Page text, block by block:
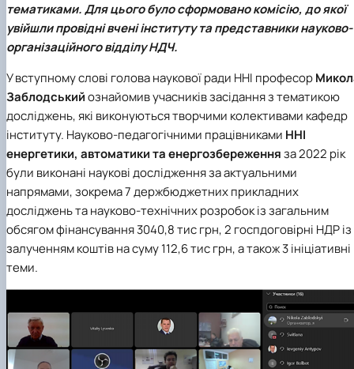
(MOOCs)
SEB-2025
University Research Services Catalogue
LearningFaculty of Design and Engineering
Faculty of Economics
Faculty of Food Science, Nutrition and
Faculty of Humanities and Pedagogy
Faculty of Information Technologies
Faculty of Land Management
Faculty of Law
Faculty of Veterinary Medicine
Mechanical and Technological Faculty
Faculty of Plant Protection, Biotechnology
Ecology
Farm named after O.V. Muzychenko
Educational and Research Farm «Vorzel»
Science
Research Institute of Forestry and
Horticulture
Animal Products
Research and Design Institute of
Standardisation and Technologies of Eco-Safe
Organic Products
Ukrainian Laboratory of Quality and Safety of
Agricultural Products
Ukrainian Research Institute of Agricultural
Radiology
Architecture and Design
Berezhany Agrotechnical Institute
Berezhany Professional College
Mainova
Boyarka College of Ecology and Natural
Resources
Crimean Agro-Industrial College
Crimean Technical College of Land
and Agricultural Mechanisation
Irpin Professional College
Mukachevo Professional College
Nemishaieve Professional College
Nizhyn Agrotechnical Institute
Nizhyn Professional College
Prybrezhne Agrarian College
Zalishchyky Professional College named after
Ye. Khraplivyi
International Students Office
тематиками. Для цього було сформовано комісію, до якої
увійшли провідні вчені інституту та представники науково-
організаційного відділу НДЧ.
У вступному слові голова наукової ради ННІ професор
Заблодськийознайомив учасників засідання з тематикою
досліджень, які виконуються творчими колективами кафедр
інституту. Науково-педагогічними працівниками ННІ
енергетики, автоматики та енергозбереженняза 2022 рік
були виконані наукові дослідження за актуальними
напрямами, зокрема 7 держбюджетних прикладних
досліджень та науково-технічних розробок із загальним
обсягом фінансування 3040,8 тис грн, 2 госпдоговірні НДР із
залученням коштів на суму 112,6 тис грн, а також 3 ініціативні
теми.